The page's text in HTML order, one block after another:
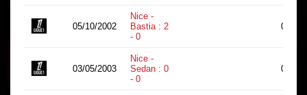
05/10/2002
Nice -
Bastia : 2
- 0
0
03/05/2003
Nice -
Sedan : 0
- 0
0